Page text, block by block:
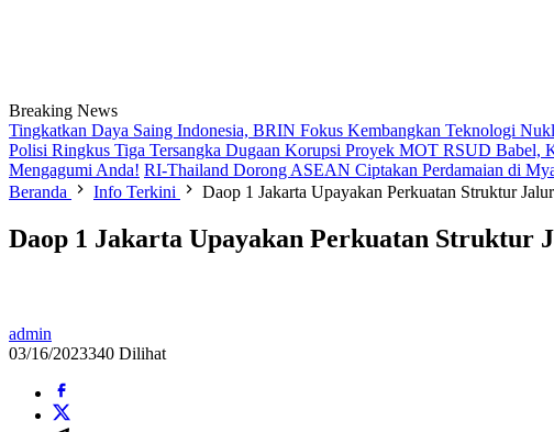
Breaking News
Tingkatkan Daya Saing Indonesia, BRIN Fokus Kembangkan Teknologi
Polisi Ringkus Tiga Tersangka Dugaan Korupsi Proyek MOT RSUD Babel,
Mengagumi Anda! RI-Thailand Dorong ASEAN Ciptakan Perdamaian di
Beranda
Info Terkini Daop 1 Jakarta Upayakan Perkuatan Struktur
Daop 1 Jakarta Upayakan Perkuatan Struktur
admin
03/16/2023340 Dilihat